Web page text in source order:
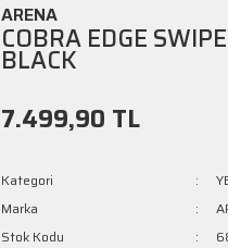
ARENA
COBRA EDGE
BLACK
7.499,90 TL
Kategori
Marka
Stok Kodu